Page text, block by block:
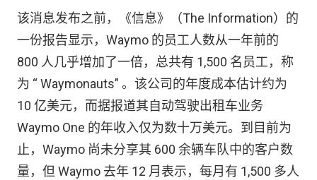
该消息发布之前，《信息》（The Information）的
一份报告显示，Waymo 的员工人数从一年前的
800 人几乎增加了一倍，总共有 1,500 名员工，称
为 “ Waymonauts” 。该公司的年度成本估计约为
10 亿美元，而据报道其自动驾驶出租车业务
Waymo One 的年收入仅为数十万美元。到目前为
止，Waymo 尚未分享其 600 余辆车队中的客户数
量，但 Waymo 去年 12 月表示，每月有 1,500 多人